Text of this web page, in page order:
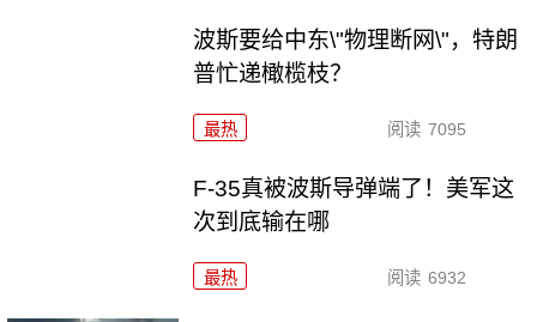
波斯要给中东\"物理断网\"，特朗
普忙递橄榄枝？
最热 阅读 7095
F-35真被波斯导弹端了！美军这
次到底输在哪
最热 阅读 6932